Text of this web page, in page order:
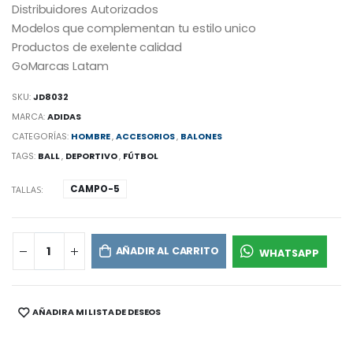
Distribuidores Autorizados
Modelos que complementan tu estilo unico
Productos de exelente calidad
GoMarcas Latam
SKU:JD8032
MARCA:ADIDAS
CATEGORÍAS: HOMBRE,ACCESORIOS, BALONES
TAGS: BALL, DEPORTIVO, FÚTBOL
TALLAS: CAMPO-5
AÑADIR AL CARRITO WHATSAPP
SHARE:AÑADIR A MI LISTA DE DESEOS